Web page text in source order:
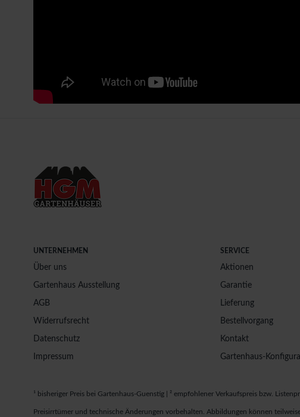
UNTERNEHMEN
Über uns
Gartenhaus Ausstellung
AGB
Widerrufsrecht
Datenschutz
Impressum
SERVICE
Aktionen
Garantie
Lieferung
Bestellvorgang
Kontakt
Gartenhaus-
¹ bisheriger Preis bei Gartenhaus-Guenstig | ² empfohlener Verkaufspreis bzw.
Preisirrtümer und technische Änderungen vorbehalten. Abbildungen können